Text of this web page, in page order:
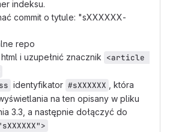
indeksu.
commit o tytule: "sXXXXXX-
repo
i uzupełnić znacznik <article
identyfikator #sXXXXXX
, która
na ten opisany w pliku
3.3, a następnie dołączyć do